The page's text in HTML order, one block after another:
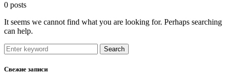
0 posts
It seems we cannot find what you are looking for. Perhaps searching
can help.
Search
Свежие записи